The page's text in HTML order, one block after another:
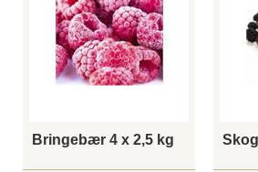
Bringebær 4 x 2,5 kg